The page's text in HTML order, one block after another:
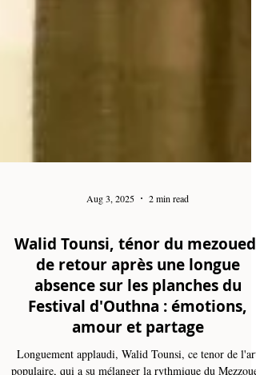
Aug 3, 2025 2 min read
Walid Tounsi, ténor du mezoued,
de retour après une longue
absence sur les planches du
Festival d'Outhna : émotions,